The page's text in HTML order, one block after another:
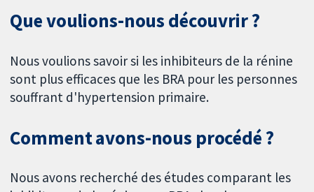
Que voulions-nous découvrir ?
Nous voulions savoir si les inhibiteurs de la rénine
sont plus efficaces que les BRA pour les personnes
souffrant d'hypertension primaire.
Comment avons-nous procédé ?
Nous avons recherché des études comparant les